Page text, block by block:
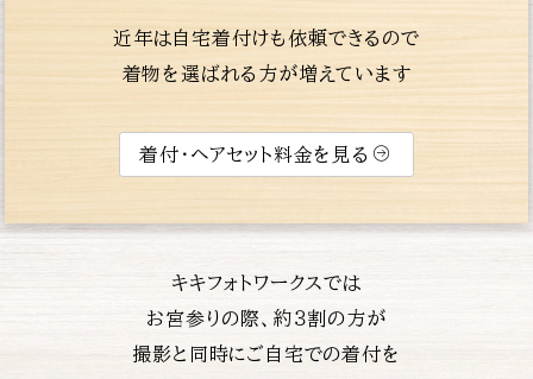
近年は自宅着付けも依頼できるので
着物を選ばれる方が増えています
着付・ヘアセット料金を見る
キキフォトワークスでは
お宮参りの際、約３割の方が
撮影と同時にご自宅での着付を